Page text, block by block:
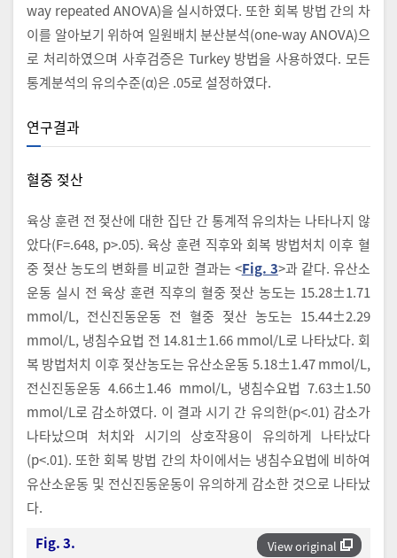
way repeated ANOVA)을 실시하였다. 또한 회복 방법 간의 차
이를 알아보기 위하여 일원배치 분산분석(one-way ANOVA)으
로 처리하였으며 사후검증은 Turkey 방법을 사용하였다. 모든
통계분석의 유의수준(α)은 .05로 설정하였다.
연구결과
혈중 젖산
육상 훈련 전 젖산에 대한 집단 간 통계적 유의차는 나타나지 않
았다(F=.648, p>.05). 육상 훈련 직후와 회복 방법처치 이후 혈
중 젖산 농도의 변화를 비교한 결과는 <Fig. 3>과 같다. 유산소
운동 실시 전 육상 훈련 직후의 혈중 젖산 농도는 15.28±1.71
mmol/L, 전신진동운동 전 혈중 젖산 농도는 15.44±2.29
mmol/L, 냉침수요법 전 14.81±1.66 mmol/L로 나타났다. 회
복 방법처치 이후 젖산농도는 유산소운동 5.18±1.47 mmol/L,
전신진동운동 4.66±1.46 mmol/L, 냉침수요법 7.63±1.50
mmol/L로 감소하였다. 이 결과 시기 간 유의한(p<.01) 감소가
나타났으며 처치와 시기의 상호작용이 유의하게 나타났다
(p<.01). 또한 회복 방법 간의 차이에서는 냉침수요법에 비하여
유산소운동 및 전신진동운동이 유의하게 감소한 것으로 나타났
다.
View original
Fig. 3.